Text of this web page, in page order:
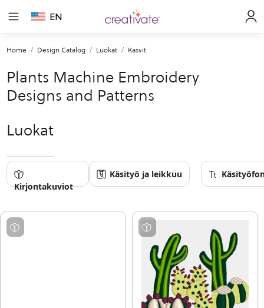
EN
Home Design Catalog Luokat Kasvit
Plants Machine Embroidery
Designs and Patterns
Luokat
Kirjontakuviot
Käsityö ja leikkuu